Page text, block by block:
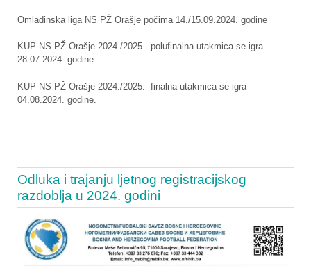
Omladinska liga NS PŽ Orašje počima 14./15.09.2024. godine
KUP NS PŽ Orašje 2024./2025 - polufinalna utakmica se igra
28.07.2024. godine
KUP NS PŽ Orašje 2024./2025.- finalna utakmica se igra
04.08.2024. godine.
Odluka i trajanju ljetnog registracijskog
razdoblja u 2024. godini